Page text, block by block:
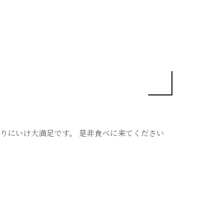
にいけ大満足です。 是非食べに来てください